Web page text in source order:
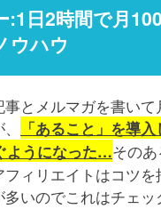
:1日2時間で月
ウハウ
とメルマガを書いて
「あること」を導
ようになった…その
ィリエイトはコツ
いのでこれはチェッ